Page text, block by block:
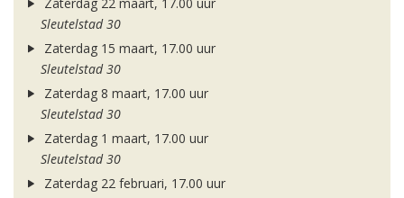
Zaterdag 22 maart, 17.00 uur
Sleutelstad 30
Zaterdag 15 maart, 17.00 uur
Sleutelstad 30
Zaterdag 8 maart, 17.00 uur
Sleutelstad 30
Zaterdag 1 maart, 17.00 uur
Sleutelstad 30
Zaterdag 22 februari, 17.00 uur